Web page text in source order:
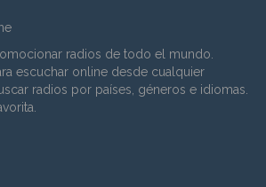
radios de todo el mundo.
escuchar online desde cualquier
radios por países, géneros e idiomas.